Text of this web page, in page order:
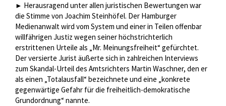
► Herausragend unter allen juristischen Bewertungen war
die Stimme von Joachim Steinhöfel. Der Hamburger
Medienanwalt wird vom System und einer in Teilen offenbar
willfährigen Justiz wegen seiner höchstrichterlich
erstrittenen Urteile als „Mr. Meinungsfreiheit“ gefürchtet.
Der versierte Jurist äußerte sich in zahlreichen Interviews
zum Skandal-Urteil des Amtsrichters Martin Waschner, den er
als einen „Totalausfall“ bezeichnete und eine „konkrete
gegenwärtige Gefahr für die freiheitlich-demokratische
Grundordnung“ nannte.